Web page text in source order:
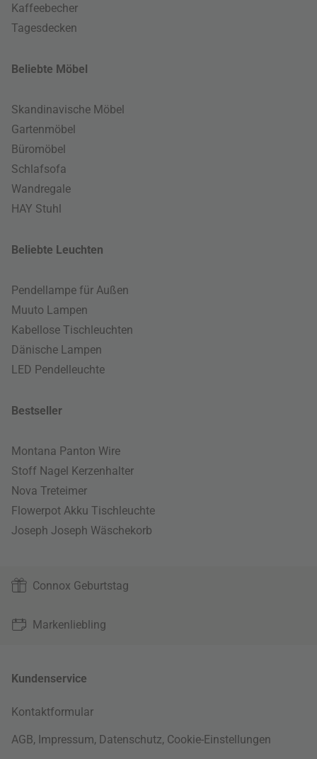
Kaffeebecher
Tagesdecken
Beliebte Möbel
Skandinavische Möbel
Gartenmöbel
Büromöbel
Schlafsofa
Wandregale
HAY Stuhl
Beliebte Leuchten
Pendellampe für Außen
Muuto Lampen
Kabellose Tischleuchten
Dänische Lampen
LED Pendelleuchte
Bestseller
Montana Panton Wire
Stoff Nagel Kerzenhalter
Nova Treteimer
Flowerpot Akku Tischleuchte
Joseph Joseph Wäschekorb
Connox Geburtstag
Markenliebling
Kundenservice
Kontaktformular
AGB, Impressum, Datenschutz, Cookie-Einstellungen